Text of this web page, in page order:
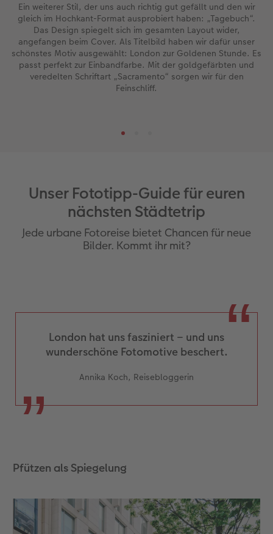
Ein weiterer Stil, der uns auch richtig gut gefällt und den wir
gleich im Hochkant-Format ausprobiert haben: „Tagebuch“.
Das Design spiegelt sich im gesamten Layout wider,
angefangen beim Cover. Als Titelbild haben wir dafür unser
schönstes Motiv ausgewählt: London zur Goldenen Stunde. Es
passt perfekt zur Einbandfarbe. Mit der goldgefärbten und
veredelten Schriftart „Sacramento“ sorgen wir für den
Feinschliff.
Unser Fototipp-Guide für euren
nächsten Städtetrip
Jede urbane Fotoreise bietet Chancen für neue
Bilder. Kommt ihr mit?
London hat uns fasziniert – und uns
wunderschöne Fotomotive beschert.
Annika Koch, Reisebloggerin
Pfützen als Spiegelung